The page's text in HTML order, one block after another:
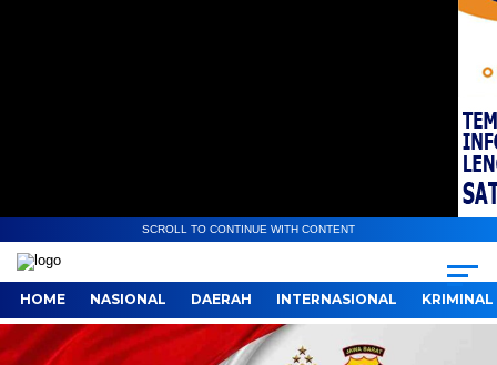
SCROLL TO CONTINUE WITH CONTENT
HOME NASIONAL DAERAH INTERNASIONAL KRIMINAL